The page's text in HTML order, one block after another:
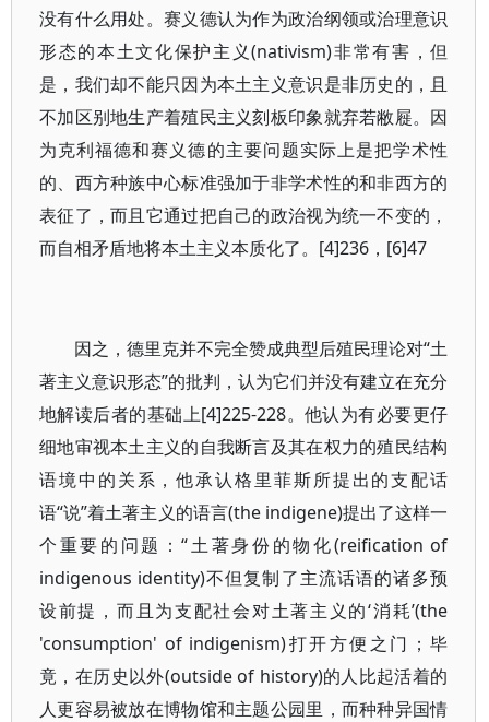
没有什么用处。赛义德认为作为政治纲领或治理意识
形态的本土文化保护主义(nativism)非常有害，但
是，我们却不能只因为本土主义意识是非历史的，且
不加区别地生产着殖民主义刻板印象就弃若敝屣。因
为克利福德和赛义德的主要问题实际上是把学术性
的、西方种族中心标准强加于非学术性的和非西方的
表征了，而且它通过把自己的政治视为统一不变的，
而自相矛盾地将本土主义本质化了。[4]236，[6]47
因之，德里克并不完全赞成典型后殖民理论对“土
著主义意识形态”的批判，认为它们并没有建立在充分
地解读后者的基础上[4]225-228。他认为有必要更仔
细地审视本土主义的自我断言及其在权力的殖民结构
语境中的关系，他承认格里菲斯所提出的支配话
语“说”着土著主义的语言(the indigene)提出了这样一
个重要的问题：“土著身份的物化(reification of
indigenous identity)不但复制了主流话语的诸多预
设前提，而且为支配社会对土著主义的‘消耗’(the
'consumption' of indigenism)打开方便之门；毕
竟，在历史以外(outside of history)的人比起活着的
人更容易被放在博物馆和主题公园里，而种种异国情